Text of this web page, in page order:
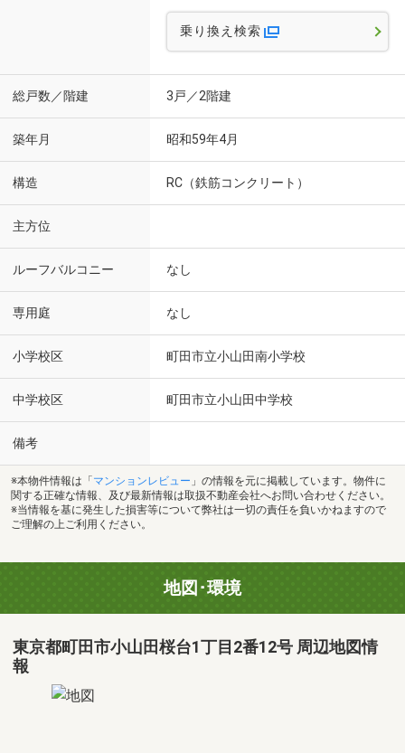
乗り換え検索
総戸数／階建 3戸／2階建
築年月 昭和59年4月
構造 RC（鉄筋コンクリート）
主方位
ルーフバルコニー なし
専用庭 なし
小学校区 町田市立小山田南小学校
中学校区 町田市立小山田中学校
備考
※本物件情報は「 マンションレビュー 」の情報を元に掲載しています。物件に
関する正確な情報、及び最新情報は取扱不動産会社へお問い合わせください。
※当情報を基に発生した損害等について弊社は一切の責任を負いかねますので
ご理解の上ご利用ください。
地図･環境
東京都町田市小山田桜台1丁目2番12号 周辺地図情
報